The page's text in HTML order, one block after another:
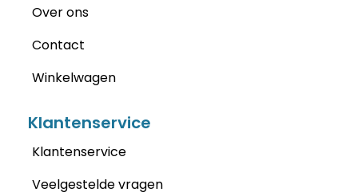
Over ons
Contact
Winkelwagen
Klantenservice
Klantenservice
Veelgestelde vragen